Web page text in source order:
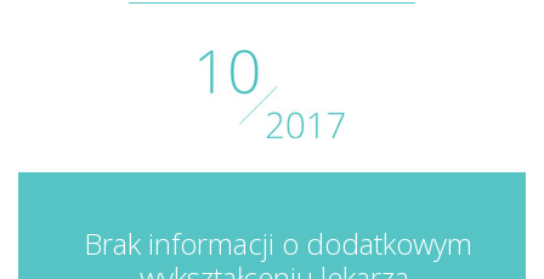
Brak informacji o dodatkowym